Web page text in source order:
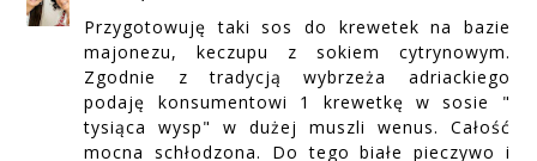
Przygotowuję taki sos do krewetek na bazie
majonezu, keczupu z sokiem cytrynowym.
Zgodnie z tradycją wybrzeża adriackiego
podaję konsumentowi 1 krewetkę w sosie "
tysiąca wysp" w dużej muszli wenus. Całość
mocna schłodzona. Do tego białe pieczywo i